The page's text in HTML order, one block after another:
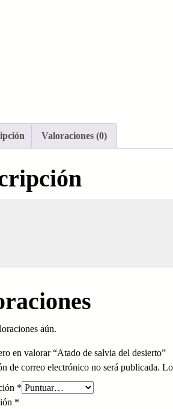
Valoraciones (0)
aún.
en valorar “Atado de salvia del desierto”
de correo electrónico no será publicada.
*
*